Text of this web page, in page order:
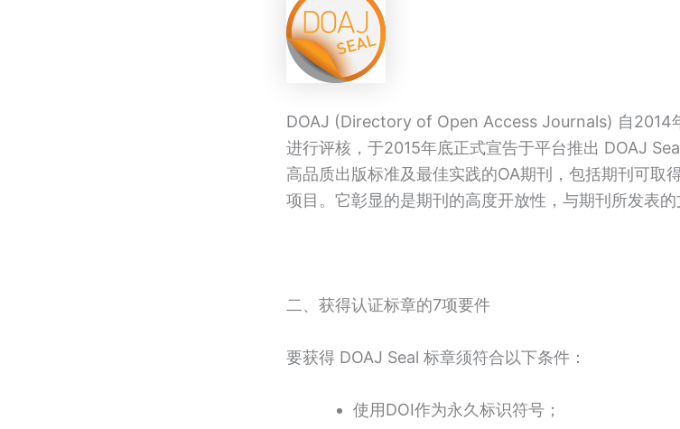
DOAJ (Directory of Open Access Journals) 自2014
进行评核，于2015年底正式宣告于平台推出 DOAJ
高品质出版标准及最佳实践的OA期刊，包括期刊可取
项目。它彰显的是期刊的高度开放性，与期刊所发表的
二、获得认证标章的7项要件
要获得 DOAJ Seal 标章须符合以下条件：
使用DOI作为永久标识符号；